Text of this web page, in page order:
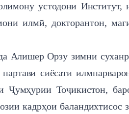
устодони Институт,
илмӣ, докторантон,
Алишер Орзу зимни
сиёсати
Ҷумҳурии Тоҷикистон,
кадрҳои